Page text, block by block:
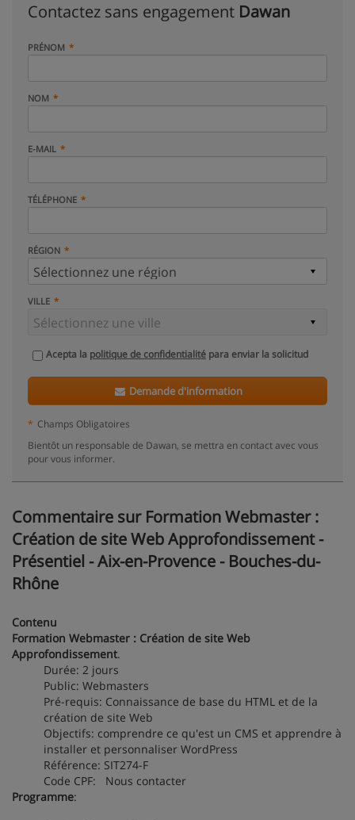
Contactez sans engagement Dawan
PRÉNOM
NOM
E-MAIL
TÉLÉPHONE
RÉGION
VILLE
Acepta la politique de confidentialité para enviar la solicitud
Demande d'information
* Champs Obligatoires
Bientôt un responsable de Dawan, se mettra en contact avec vous
pour vous informer.
Commentaire sur Formation Webmaster :
Création de site Web Approfondissement -
Présentiel - Aix-en-Provence - Bouches-du-
Rhône
Contenu
Formation Webmaster : Création de site Web
Approfondissement.
Durée: 2 jours
Public: Webmasters
Pré-requis: Connaissance de base du HTML et de la
création de site Web
Objectifs: comprendre ce qu'est un CMS et apprendre à
installer et personnaliser WordPress
Référence: SIT274-F
Code CPF: Nous contacter
Programme: